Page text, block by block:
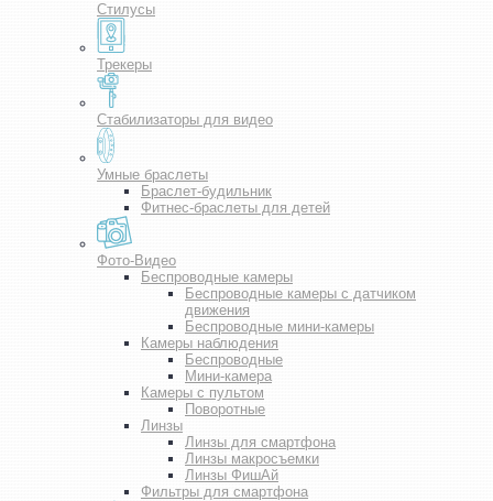
Стилусы
Трекеры
Стабилизаторы для видео
Умные браслеты
Браслет-будильник
Фитнес-браслеты для детей
Фото-Видео
Беспроводные камеры
Беспроводные камеры с датчиком
движения
Беспроводные мини-камеры
Камеры наблюдения
Беспроводные
Мини-камера
Камеры с пультом
Поворотные
Линзы
Линзы для смартфона
Линзы макросъемки
Линзы ФишАй
Фильтры для смартфона